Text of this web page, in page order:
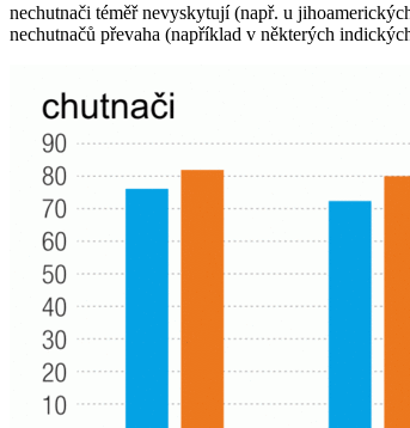
nechutnači téměř nevyskytují (např. u
nechutnačů převaha (například v některých